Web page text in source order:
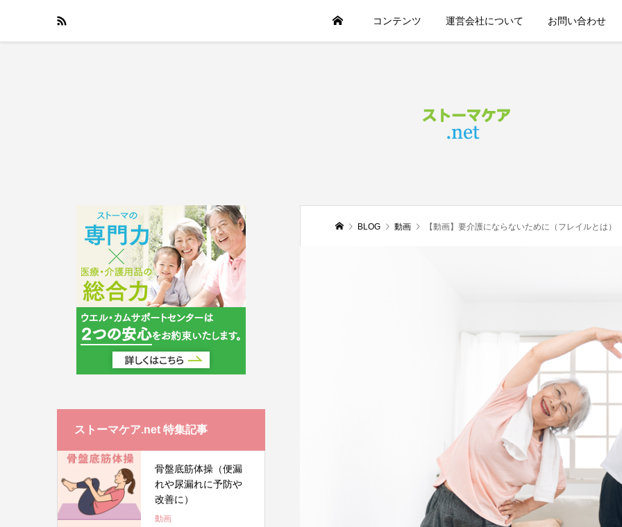
コンテンツ 運営会社について お問い合わせ
BLOG 動画 【動画】要介護にならないために（フレイルとは）
ストーマケア.net 特集記事
骨盤底筋体操（便漏
れや尿漏れに予防や
改善に）
動画